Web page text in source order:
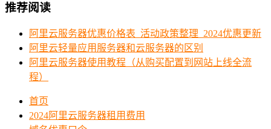
推荐阅读
阿里云服务器优惠价格表_活动政策整理_2024优惠更新
阿里云轻量应用服务器和云服务器的区别
阿里云服务器使用教程（从购买配置到网站上线全流
程）
首页
2024阿里云服务器租用费用